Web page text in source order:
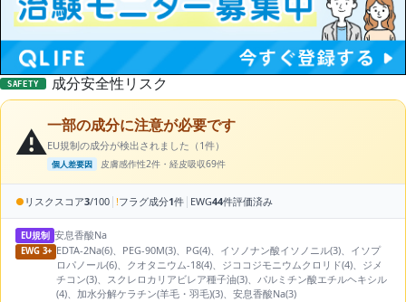
SAFETY 成分安全性リスク
⚠️一部の成分に注意が必要です
EU規制の成分が検出されました（1件）
個人差要因 皮膚感作性2件・経皮吸収69件
● リスクスコア3/100 | !フラグ成分1件 | EWG44件評価済み
EU規制 安息香酸Na
EWG 3+ EDTA-2Na(6)、PEG-90M(3)、PG(4)、イソノナン酸イソノニル(3)、イソプ
ロパノール(6)、クオタニウム-18(4)、ジココジモニウムクロリド(4)、ジメ
チコン(3)、スクレロカリアビレア種子油(3)、パルミチン酸エチルヘキシル
(4)、加水分解ケラチン(羊毛・羽毛)(3)、安息香酸Na(3)